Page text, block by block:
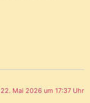
22. Mai 2026 um 17:37 Uhr